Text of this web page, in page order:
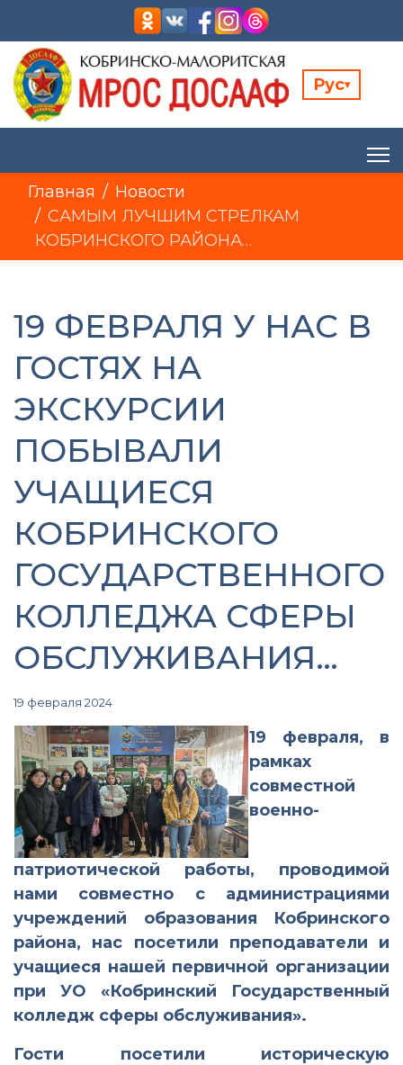
Рус▾
Главная
Новости
САМЫМ ЛУЧШИМ СТРЕЛКАМ
КОБРИНСКОГО РАЙОНА…
19 ФЕВРАЛЯ У НАС В
ГОСТЯХ НА
ЭКСКУРСИИ
ПОБЫВАЛИ
УЧАЩИЕСЯ
КОБРИНСКОГО
ГОСУДАРСТВЕННОГО
КОЛЛЕДЖА СФЕРЫ
ОБСЛУЖИВАНИЯ…
19 февраля 2024
19 февраля, в
рамках
совместной
военно-
патриотической работы, проводимой
нами совместно с администрациями
учреждений образования Кобринского
района, нас посетили преподаватели и
учащиеся нашей первичной организации
при УО «Кобринский Государственный
колледж сферы обслуживания».
Гости посетили историческую